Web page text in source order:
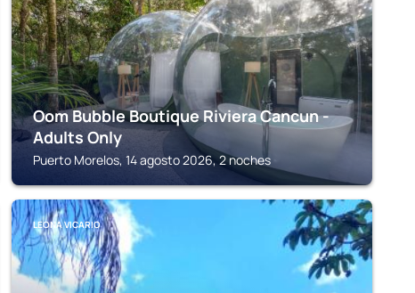
Oom Bubble Boutique Riviera Cancun -
Adults Only
Puerto Morelos, 14 agosto 2026, 2 noches
LEONA VICARIO